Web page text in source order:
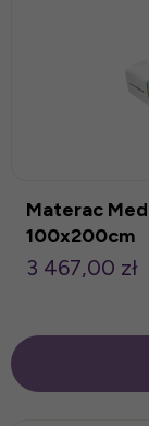
Materac
100x200cm
3 467,00 zł